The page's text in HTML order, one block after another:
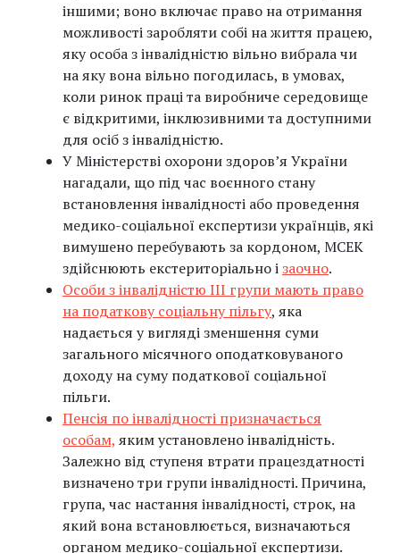
іншими; воно включає право на отримання
можливості заробляти собі на життя працею,
яку особа з інвалідністю вільно вибрала чи
на яку вона вільно погодилась, в умовах,
коли ринок праці та виробниче середовище
є відкритими, інклюзивними та доступними
для осіб з інвалідністю.
У Міністерстві охорони здоров’я України
нагадали, що під час воєнного стану
встановлення інвалідності або проведення
медико-соціальної експертизи українців, які
вимушено перебувають за кордоном, МСЕК
здійснюють екстериторіально ізаочно.
Особи з інвалідністю ІІІ групи мають право
на податкову соціальну пільгу, яка
надається у вигляді зменшення суми
загального місячного оподатковуваного
доходу на суму податкової соціальної
пільги.
Пенсія по інвалідності призначається
особам, яким установлено інвалідність.
Залежно від ступеня втрати працездатності
визначено три групи інвалідності. Причина,
група, час настання інвалідності, строк, на
який вона встановлюється, визначаються
органом медико-соціальної експертизи.